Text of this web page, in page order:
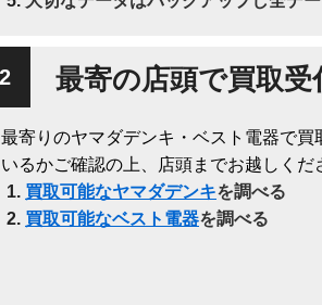
最寄の店頭で買取受
最寄りのヤマダデンキ・ベスト電器で買
いるかご確認の上、店頭までお越しくだ
買取可能なヤマダデンキを調べる
買取可能なベスト電器を調べる